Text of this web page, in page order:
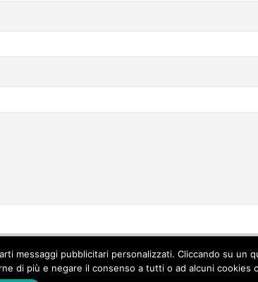
messaggi pubblicitari personalizzati. Cliccando su un
di più e negare il consenso a tutti o ad alcuni cookies